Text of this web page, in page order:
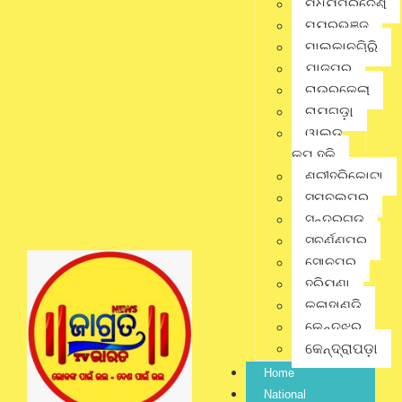
ମଧ୍ୟପ୍ରଦେଶ
ମୟୂରଭଞ୍ଜ
ମାଲକାନଗିରି
ଯାଜପୁର
ରାଉରକେଲା
ରାୟଗଡ଼ା
ୱାଲ୍ଡ
କପ୍ ହକି
ଶ୍ରୀହରିକୋଟା
ସମ୍ବଲପୁର
ସୁନ୍ଦରଗଡ଼
ସୁବର୍ଣ୍ଣପୁର
ସୋନପୁର
ହରିୟଣା
କଳାହାଣ୍ଡି
କେନ୍ଦୁଝର
କେନ୍ଦ୍ରାପଡ଼ା
Home
National
୮. ବିଛା (Scorpio)ଫଳାଫଳ: ଶତ୍ରୁମାନେ ପରାଜିତ ହେବେ। କୋର୍ଟ କଚେରୀ
ମାମଲାରେ ଶୁଭ ଫଳ ମିଳିବ। ଗୁପ୍ତ ଧନ ପ୍ରାପ୍ତିର ଯୋଗ ଅଛି।
ଶୁଭ ସଂଖ୍ୟା: ୮ | ଶୁଭ ରଙ୍ଗ: ଗାଢ ନାଲି
ଶୁଭ ସମୟ: ସନ୍ଧ୍ୟା ୬:୦୦ ରୁ ୭:୩୦
ପ୍ରତିକାର: ମୁଗ ଡାଲି ଦାନ କରନ୍ତୁ।
୯. ଧନୁ (Sagittarius)ଫଳାଫଳ: ସନ୍ତାନଙ୍କ କୃତିତ୍ୱରେ ଗର୍ବିତ ହେବେ।